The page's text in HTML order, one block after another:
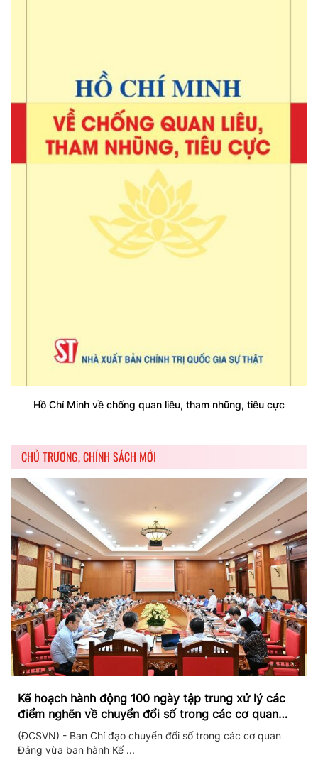
Hồ Chí Minh về chống quan liêu, tham nhũng, tiêu cực
CHỦ TRƯƠNG, CHÍNH SÁCH MỚI
Kế hoạch hành động 100 ngày tập trung xử lý các
điểm nghẽn về chuyển đổi số trong các cơ quan
Đảng
(ĐCSVN) - Ban Chỉ đạo chuyển đổi số trong các cơ quan
Đảng vừa ban hành Kế ...